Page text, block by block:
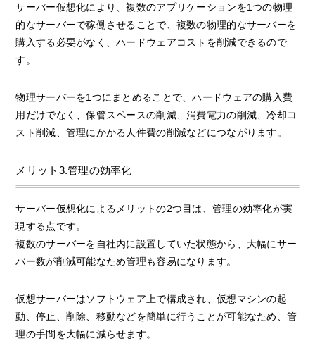
サーバー仮想化により、複数のアプリケーションを1つの物理
的なサーバーで稼働させることで、複数の物理的なサーバーを
購入する必要がなく、ハードウェアコストを削減できるので
す。
物理サーバーを1つにまとめることで、ハードウェアの購入費
用だけでなく、保管スペースの削減、消費電力の削減、冷却コ
スト削減、管理にかかる人件費の削減などにつながります。
メリット3.管理の効率化
サーバー仮想化によるメリットの2つ目は、管理の効率化が実
現する点です。
複数のサーバーを自社内に設置していた状態から、大幅にサー
バー数が削減可能なため管理も容易になります。
仮想サーバーはソフトウェア上で構成され、仮想マシンの起
動、停止、削除、移動などを簡単に行うことが可能なため、管
理の手間を大幅に減らせます。